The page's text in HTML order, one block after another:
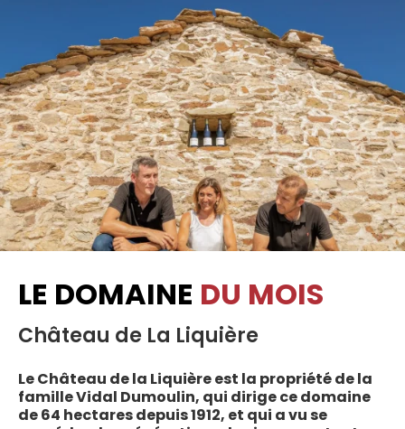
LE DOMAINE DU MOIS
Château de La Liquière
Le Château de la Liquière est la propriété de la
famille Vidal Dumoulin, qui dirige ce domaine
de 64 hectares depuis 1912, et qui a vu se